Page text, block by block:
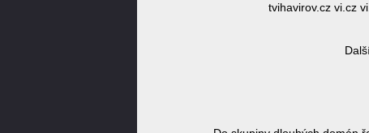
tvihavirov.cz vi.cz